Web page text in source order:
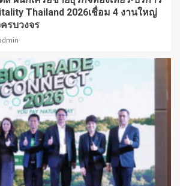
Thailand 2026เชื่อม 4 งานใหญ่
รบวงจร